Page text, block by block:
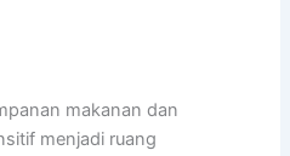
makanan dan
menjadi ruang